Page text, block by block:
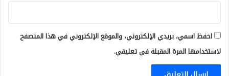
احفظ اسمي، بريدي الإلكتروني، والموقع الإلكتروني في هذا المتصفح
لاستخدامها المرة المقبلة في تعليقي.